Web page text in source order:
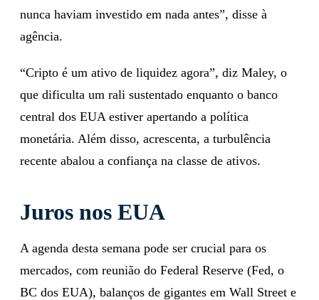
nunca haviam investido em nada antes”, disse à
agência.
“Cripto é um ativo de liquidez agora”, diz Maley, o
que dificulta um rali sustentado enquanto o banco
central dos EUA estiver apertando a política
monetária. Além disso, acrescenta, a turbulência
recente abalou a confiança na classe de ativos.
Juros nos EUA
A agenda desta semana pode ser crucial para os
mercados, com reunião do Federal Reserve (Fed, o
BC dos EUA), balanços de gigantes em Wall Street e